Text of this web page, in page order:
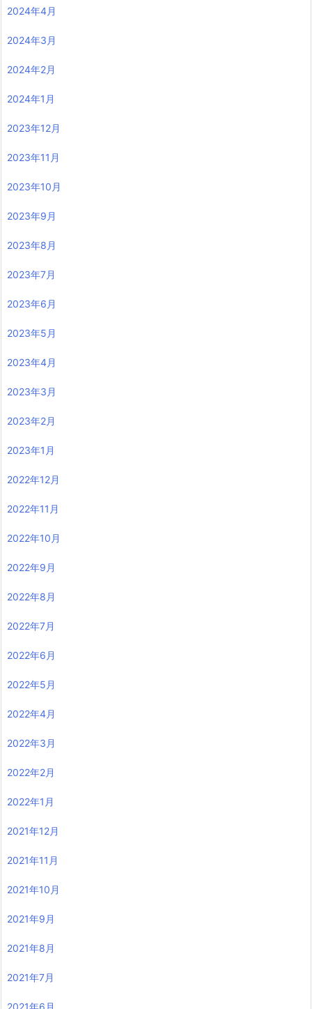
2024年4月
2024年3月
2024年2月
2024年1月
2023年12月
2023年11月
2023年10月
2023年9月
2023年8月
2023年7月
2023年6月
2023年5月
2023年4月
2023年3月
2023年2月
2023年1月
2022年12月
2022年11月
2022年10月
2022年9月
2022年8月
2022年7月
2022年6月
2022年5月
2022年4月
2022年3月
2022年2月
2022年1月
2021年12月
2021年11月
2021年10月
2021年9月
2021年8月
2021年7月
2021年6月